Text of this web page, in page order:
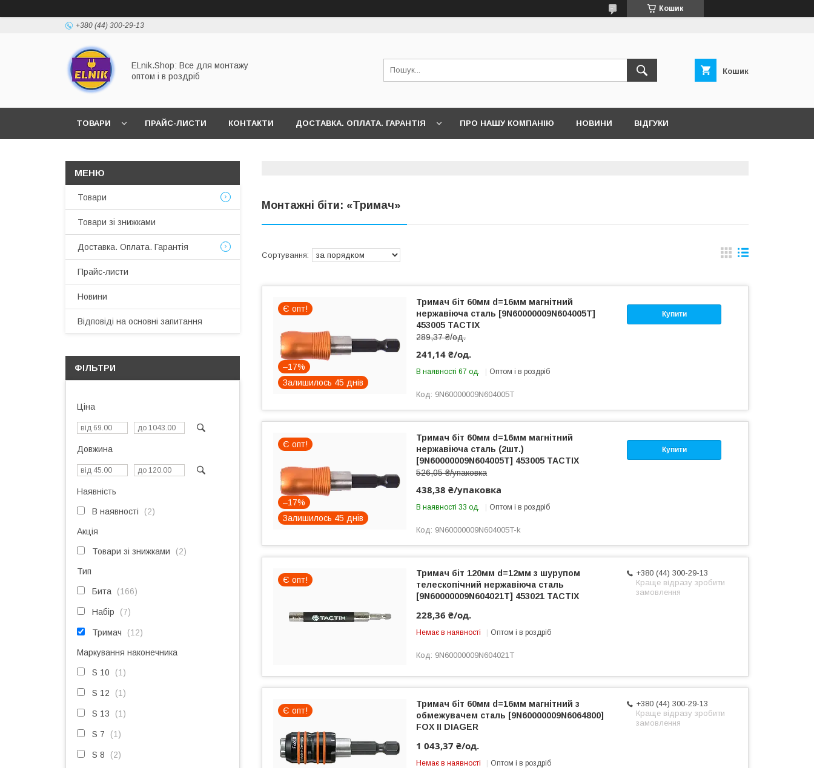
Кошик
+380 (44) 300-29-13
ELnik.Shop: Все для монтажу
оптом і в роздріб
Кошик
ТОВАРИ ПРАЙС-ЛИСТИ КОНТАКТИ ДОСТАВКА. ОПЛАТА. ГАРАНТІЯ ПРО НАШУ КОМПАНІЮ НОВИНИ ВІДГУКИ
Монтажні біти: «Тримач»
Є опт!
–17%
Залишилось 45 днів
Купити
Тримач біт 60мм d=16мм магнітний
нержавіюча сталь [9N60000009N604005T]
453005 TACTIX
289,37 ₴/од.
241,14 ₴/од.
В наявності 67 од. Оптом і в роздріб
9N60000009N604005T
Є опт!
–17%
Залишилось 45 днів
Купити
Тримач біт 60мм d=16мм магнітний
нержавіюча сталь (2шт.)
[9N60000009N604005T] 453005 TACTIX
526,05 ₴/упаковка
438,38 ₴/упаковка
В наявності 33 од. Оптом і в роздріб
9N60000009N604005T-k
Є опт!
+380 (44) 300-29-13
Краще відразу зробити
замовлення
Тримач біт 120мм d=12мм з шурупом
телескопічний нержавіюча сталь
[9N60000009N604021T] 453021 TACTIX
228,36 ₴/од.
Немає в наявності Оптом і в роздріб
9N60000009N604021T
Є опт!
+380 (44) 300-29-13
Краще відразу зробити
замовлення
Тримач біт 60мм d=16мм магнітний з
обмежувачем сталь [9N60000009N6064800]
FOX II DIAGER
1 043,37 ₴/од.
Немає в наявності Оптом і в роздріб
Товари
Товари зі знижками
Доставка. Оплата. Гарантія
Прайс-листи
Новини
Відповіді на основні запитання
ФІЛЬТРИ
Ціна
Довжина
Наявність
В наявності 2
Акція
Товари зі знижками 2
Тип
Бита 166
Набір 7
Тримач 12
Маркування наконечника
S 10 1
S 12 1
S 13 1
S 7 1
S 8 2